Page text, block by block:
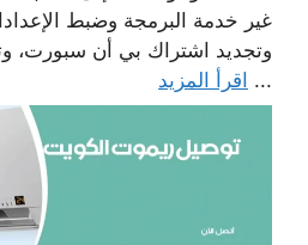
غير خدمة البرمجة وضبط
وتجديد اشتراك بي أن سبورت،
... اقرأ المزيد